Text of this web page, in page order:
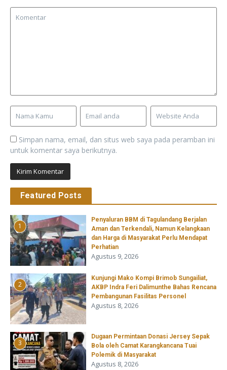
Simpan nama, email, dan situs web saya pada peramban ini
untuk komentar saya berikutnya.
Featured Posts
1
Penyaluran BBM di Tagulandang Berjalan
Aman dan Terkendali, Namun Kelangkaan
dan Harga di Masyarakat Perlu Mendapat
Perhatian
Agustus 9, 2026
2
Kunjungi Mako Kompi Brimob Sungailiat,
AKBP Indra Feri Dalimunthe Bahas Rencana
Pembangunan Fasilitas Personel
Agustus 8, 2026
3
‎Dugaan Permintaan Donasi Jersey Sepak
Bola oleh Camat Karangkancana Tuai
Polemik di Masyarakat
Agustus 8, 2026